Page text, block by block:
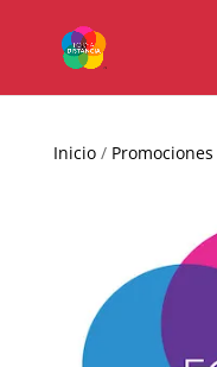
Inicio/ Promociones